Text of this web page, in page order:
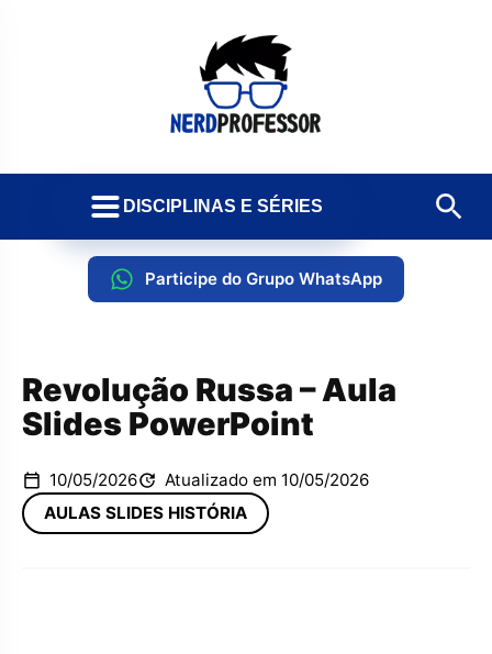
DISCIPLINAS E SÉRIES
Participe do Grupo WhatsApp
Revolução Russa – Aula
Slides PowerPoint
10/05/2026
Atualizado em 10/05/2026
AULAS SLIDES HISTÓRIA